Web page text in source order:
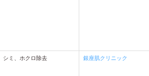
シミ、ホクロ除去 銀座肌クリニック